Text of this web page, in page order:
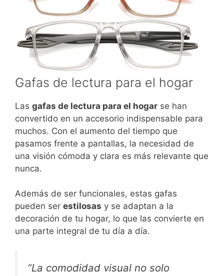
Gafas de lectura para el hogar
Las gafas de lectura para el hogar se han
convertido en un accesorio indispensable para
muchos. Con el aumento del tiempo que
pasamos frente a pantallas, la necesidad de
una visión cómoda y clara es más relevante que
nunca.
Además de ser funcionales, estas gafas
pueden ser estilosas y se adaptan a la
decoración de tu hogar, lo que las convierte en
una parte integral de tu día a día.
“La comodidad visual no solo